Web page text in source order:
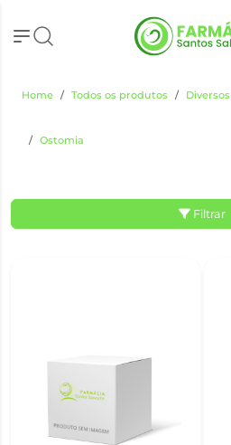
Home Todos os produtos Diversos
Ostomia
Filtrar